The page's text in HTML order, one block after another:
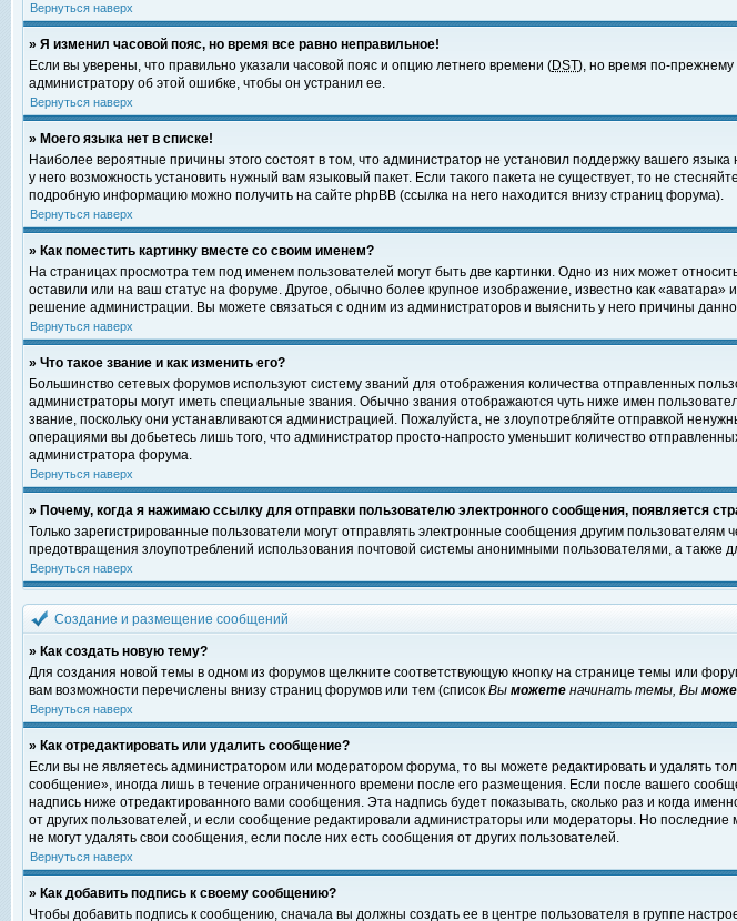
Вернуться наверх
» Я изменил часовой пояс, но время все равно неправильное!
Если вы уверены, что правильно указали часовой пояс и опцию летнего времени (DST), но время по-прежнему
администратору об этой ошибке, чтобы он устранил ее.
Вернуться наверх
» Моего языка нет в списке!
Наиболее вероятные причины этого состоят в том, что администратор не установил поддержку вашего
у него возможность установить нужный вам языковый пакет. Если такого пакета не существует, то не
подробную информацию можно получить на сайте phpBB (ссылка на него находится внизу страниц форума).
Вернуться наверх
» Как поместить картинку вместе со своим именем?
На страницах просмотра тем под именем пользователей могут быть две картинки. Одно из них может
оставили или на ваш статус на форуме. Другое, обычно более крупное изображение, известно как
решение администрации. Вы можете связаться с одним из администраторов и выяснить у него причины
Вернуться наверх
» Что такое звание и как изменить его?
Большинство сетевых форумов используют систему званий для отображения количества отправленных
администраторы могут иметь специальные звания. Обычно звания отображаются чуть ниже имен
звание, поскольку они устанавливаются администрацией. Пожалуйста, не злоупотребляйте отправкой
операциями вы добьетесь лишь того, что администратор просто-напросто уменьшит количество
администратора форума.
Вернуться наверх
» Почему, когда я нажимаю ссылку для отправки пользователю электронного сообщения, появляется
Только зарегистрированные пользователи могут отправлять электронные сообщения другим
предотвращения злоупотреблений использования почтовой системы анонимными пользователями, а также
Вернуться наверх
Создание и размещение сообщений
» Как создать новую тему?
Для создания новой темы в одном из форумов щелкните соответствующую кнопку на странице темы или
вам возможности перечислены внизу страниц форумов или тем (список Вы можете начинать темы, Вы
Вернуться наверх
» Как отредактировать или удалить сообщение?
Если вы не являетесь администратором или модератором форума, то вы можете редактировать и удалять
сообщение», иногда лишь в течение ограниченного времени после его размещения. Если после вашего
надпись ниже отредактированного вами сообщения. Эта надпись будет показывать, сколько раз и когда
от других пользователей, и если сообщение редактировали администраторы или модераторы. Но
не могут удалять свои сообщения, если после них есть сообщения от других пользователей.
Вернуться наверх
» Как добавить подпись к своему сообщению?
Чтобы добавить подпись к сообщению, сначала вы должны создать ее в центре пользователя в группе